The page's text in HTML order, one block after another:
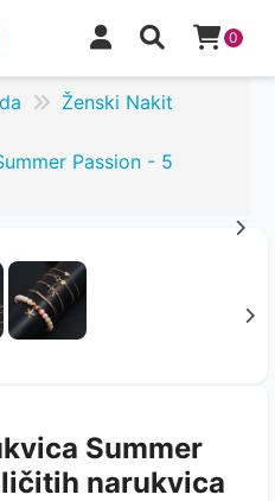
0
Ženski Nakit
Passion - 5
Summer
narukvica